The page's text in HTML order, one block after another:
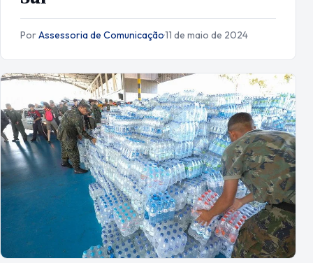
PorAssessoria de Comunicação·11 de maio de 2024